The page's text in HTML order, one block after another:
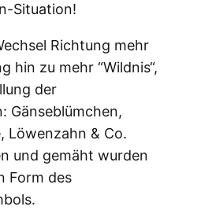
Situation!
Richtung mehr
hin zu mehr “Wildnis“,
der
Gänseblümchen,
Löwenzahn & Co.
und gemäht wurden
Form des